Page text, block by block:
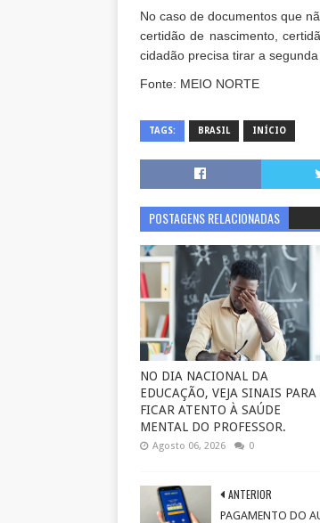
No caso de documentos que
certidão de nascimento,
cidadão precisa tirar a
Fonte: MEIO NORTE
TAGS: BRASIL INÍCIO
POSTAGENS RELACIONADAS
NO DIA NACIONAL DA
EDUCAÇÃO, VEJA SINAIS PARA
FICAR ATENTO À SAÚDE
MENTAL DO PROFESSOR.
Agosto 06, 2026 0
ANTERIOR
PAGAMENTO DO